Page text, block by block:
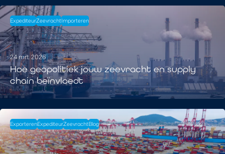
ExpediteurZeevrachtImporteren
24 mrt. 2026
Hoe geopolitiek jouw zeevracht en supply
chain beïnvloedt
ExporterenExpediteurZeevrachtBlog